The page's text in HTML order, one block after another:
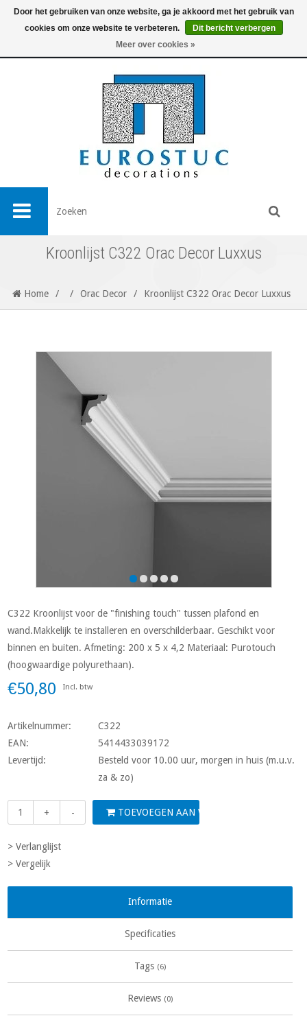
0
Kroonlijst C322 Orac Decor Luxxus
Home / / Orac Decor / Kroonlijst C322 Orac Decor Luxxus
C322 Kroonlijst voor de "finishing touch" tussen plafond en
wand.Makkelijk te installeren en overschilderbaar. Geschikt voor
binnen en buiten. Afmeting: 200 x 5 x 4,2 Materiaal: Purotouch
(hoogwaardige polyurethaan).
€50,80 Incl. btw
Artikelnummer:
C322
EAN:
5414433039172
Levertijd:
Besteld voor 10.00 uur, morgen in huis (m.u.v.
za & zo)
+ - TOEVOEGEN AAN WINKELWAGEN
> Verlanglijst
> Vergelijk
Informatie
Specificaties
Tags (6)
Reviews (0)
Door het gebruiken van onze website, ga je akkoord met het gebruik van
cookies om onze website te verbeteren.
Dit bericht verbergen
Meer over cookies »